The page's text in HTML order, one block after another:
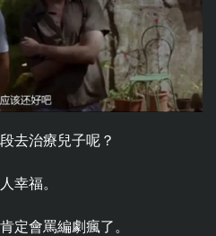
去治療兒子呢？
幸福。
定會罵編劇瘋了。